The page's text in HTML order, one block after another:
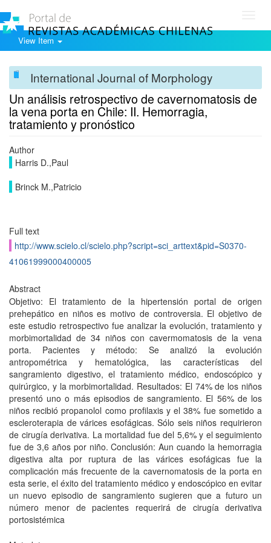
View Item
International Journal of Morphology
Un análisis retrospectivo de cavernomatosis de
la vena porta en Chile: II. Hemorragia,
tratamiento y pronóstico
Author
Harris D.,Paul
Brinck M.,Patricio
Full text
http://www.scielo.cl/scielo.php?script=sci_arttext&pid=S0370-
41061999000400005
Abstract
Objetivo: El tratamiento de la hipertensión portal de origen
prehepático en niños es motivo de controversia. El objetivo de
este estudio retrospectivo fue analizar la evolución, tratamiento y
morbimortalidad de 34 niños con cavermomatosis de la vena
porta. Pacientes y método: Se analizó la evolución
antropométrica y hematológica, las características del
sangramiento digestivo, el tratamiento médico, endoscópico y
quirúrgico, y la morbimortalidad. Resultados: El 74% de los niños
presentó uno o más episodios de sangramiento. El 56% de los
niños recibió propanolol como profilaxis y el 38% fue sometido a
escleroterapia de várices esofágicas. Sólo seis niños requirieron
de cirugía derivativa. La mortalidad fue del 5,6% y el seguimiento
fue de 3,6 años por niño. Conclusión: Aun cuando la hemorragia
digestiva alta por ruptura de las várices esofágicas fue la
complicación más frecuente de la cavernomatosis de la porta en
esta serie, el éxito del tratamiento médico y endoscópico en evitar
un nuevo episodio de sangramiento sugieren que a futuro un
número menor de pacientes requerirá de cirugía derivativa
portosistémica